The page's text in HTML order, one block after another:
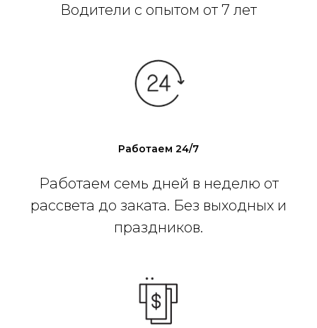
Водители с опытом от 7 лет
Работаем 24/7
Работаем семь дней в неделю от
рассвета до заката. Без выходных и
праздников.